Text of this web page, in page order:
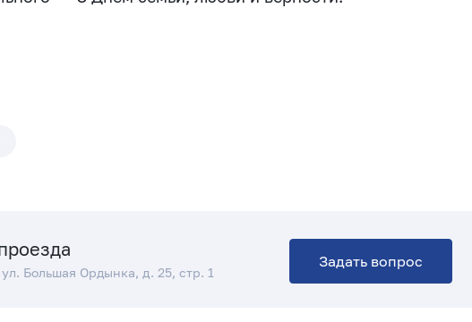
ул. Большая Ордынка, д. 25, стр. 1
Задать вопрос